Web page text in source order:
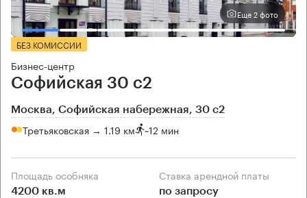
Еще 2 фото
БЕЗ КОМИССИИ
Бизнес-центр
Софийская 30 с2
Москва, Софийская набережная, 30 с2
Третьяковская → 1.19 км ~12 мин
Площадь особняка
4200 кв.м
Ставка арендной платы
по запросу